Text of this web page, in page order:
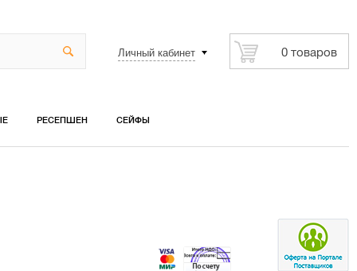
Личный кабинет 0 товаров
РЕСЕПШЕН СЕЙФЫ